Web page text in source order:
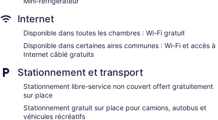
Internet
Disponible dans toutes les chambres : Wi-Fi gratuit
Disponible dans certaines aires communes : Wi-Fi et accès à
Internet câblé gratuits
Stationnement et transport
Stationnement libre-service non couvert offert gratuitement
sur place
Stationnement gratuit sur place pour camions, autobus et
véhicules récréatifs